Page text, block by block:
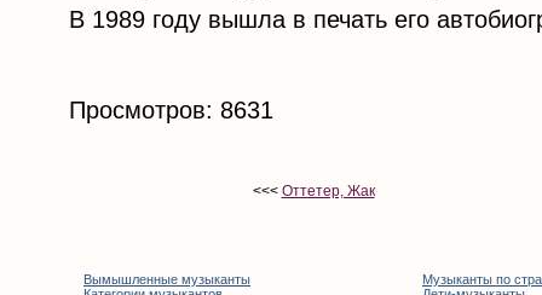
В 1989 году вышла в печать его
Просмотров: 8631
<<< Оттетер, Жак
Вымышленные музыканты
Музыканты по